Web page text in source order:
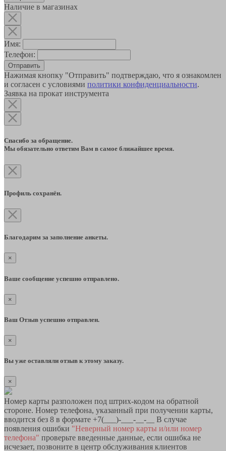
Наличие в магазинах
Имя:
Телефон:
Отправить
Нажимая кнопку "Отправить" подтверждаю, что я ознакомлен
и согласен с условиями политики конфиденциальности.
Заявка на прокат инструмента
Спасибо за обращение.
Мы обязательно ответим Вам в самое ближайшее время.
Профиль сохранён.
Благодарим за заполнение анкеты.
×
Ваше сообщение успешно отправлено.
×
Ваш Отзыв успешно отправлен.
×
Вы уже оставляли отзыв к этому заказу.
×
Номер карты разположен под штрих-кодом на обратной
стороне. Номер телефона, указанный при получении карты,
вводится без 8 в формате +7(___)-___-__-__ В случае
появления ошибки "Неверный номер карты и/или номер
телефона" проверьте введенные данные, если ошибка не
исчезает, позвоните в центр обслуживания клиентов